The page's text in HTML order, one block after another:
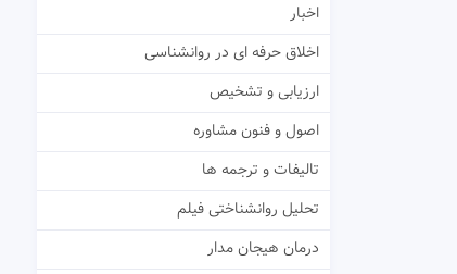
اخبار
اخلاق حرفه ای در روانشناسی
ارزیابی و تشخیص
اصول و فنون مشاوره
تالیفات و ترجمه ها
تحلیل روانشناختی فیلم
درمان هیجان مدار